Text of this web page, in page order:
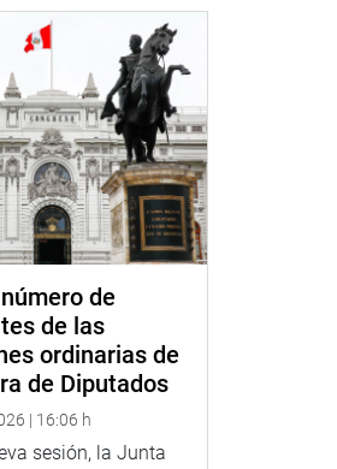
de
de las
ordinarias de
de Diputados
| 16:06 h
sesión, la Junta